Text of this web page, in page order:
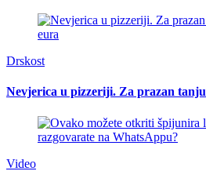
Drskost
Nevjerica u pizzeriji. Za prazan
Video